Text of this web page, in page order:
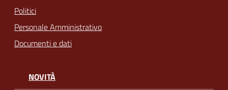
Politici
Personale Amministrativo
Documenti e dati
NOVITÀ